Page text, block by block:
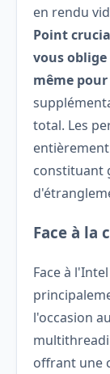
en rendu
Point
vous
même
total. Les
entièrement
constituant
Face à la
Face à
l'occasion
offrant une